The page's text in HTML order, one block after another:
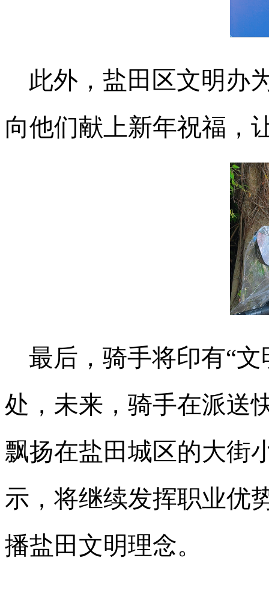
此外，盐田区文明办
向他们献上新年祝福，
最后，骑手将印有“
处，未来，骑手在派送
飘扬在盐田城区的大街
示，将继续发挥职业优
播盐田文明理念。